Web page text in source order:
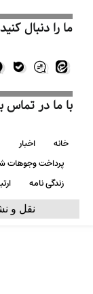
ما را دنبال کنید
با ما در تماس
خانه اخبار
پرداخت وجوهات
زندگی نامه
نقل و